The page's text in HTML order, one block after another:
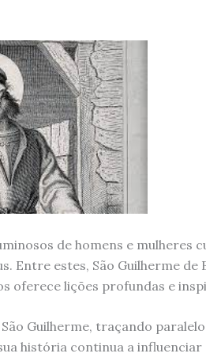
de homens e mulheres
Entre estes, São Guilherme de
oferece lições profundas e
Guilherme, traçando
história continua a influenciar